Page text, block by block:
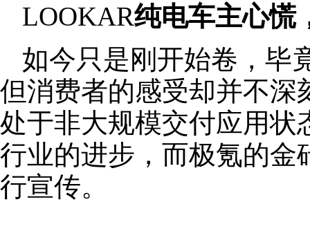
LOOKAR纯电车主心慌
如今只是刚开始卷，毕
但消费者的感受却并不深
处于非大规模交付应用状
行业的进步，而极氪的金
行宣传。